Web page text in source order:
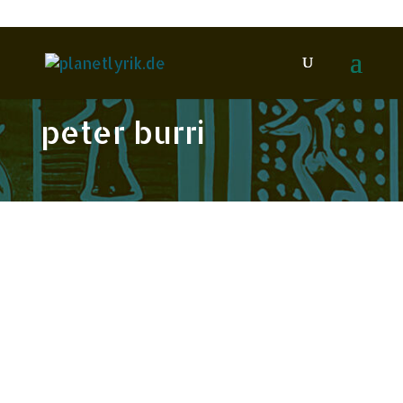
peter burri